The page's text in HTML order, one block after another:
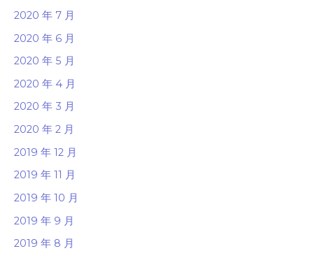
2020 年 7 月
2020 年 6 月
2020 年 5 月
2020 年 4 月
2020 年 3 月
2020 年 2 月
2019 年 12 月
2019 年 11 月
2019 年 10 月
2019 年 9 月
2019 年 8 月